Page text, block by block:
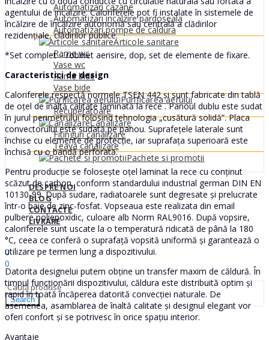
Automatizari cazane
Automatizari incalzire pardoseala
Automatizari pompe de caldura
Articole sanitare
Rame wc
Vase wc
Rame bide
Vase bide
Purificarea aerului
Recuperatoare
Canalizare
Fitinguri canalizare
Teava canalizare
Pachete si promotii
DESPRE NOI
BLOG
CONTACTE
LIVRARE
Hello, Sign In
0
0
0MDL
Search
agentului de incalzire. Caloriferele pot fi instalate în sistemele de
încălzire de încălzire autonomă sau centrală a clădirilor
rezidențiale, clădirilor publice.
*Set complet – robinet aerisire, dop, set de elemente de fixare.
Caracteristici de design
Caloriferele respectă normele TSEN 442 și sunt fabricate din tablă
de oțel de înaltă calitate laminată la rece . Panoul dublu este sudat
în jurul perimetrului folosind tehnologia „cusătură solidă”. Placa
convectorului este sudată pe panou. Suprafețele laterale sunt
închise cu elemente de protecție, iar suprafața superioară este
închisă cu o bandă perforată.
Pentru producție se folosește oțel laminat la rece cu conținut
scăzut de carbon, conform standardului industrial german DIN EN
10130-99. După sudare, radiatoarele sunt degresate și prelucrate
într-o baie de zinc-fosfat. Vopseaua este realizata din email
pulbere poliepoxidic, culoare alb Norm RAL9016. După vopsire,
caloriferele sunt uscate la o temperatură ridicată de până la 180
°C, ceea ce conferă o suprafață vopsită uniformă și garantează o
utilizare pe termen lung a dispozitivului.
Datorita designelui putem obține un transfer maxim de căldură. În
timpul funcționării dispozitivului, căldura este distribuită optim și
rapid în toată încăperea datorită convecției naturale. De
asemenea, asamblarea de înaltă calitate și designul elegant vor
oferi confort și se potrivesc în orice spațiu interior.
Avantaje